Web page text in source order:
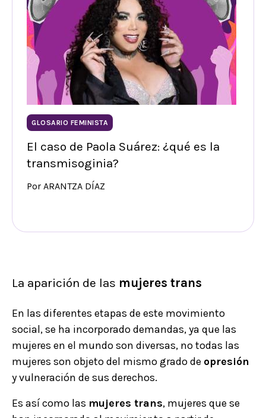
GLOSARIO FEMINISTA
El caso de Paola Suárez: ¿qué es la
transmisoginia?
Por ARANTZA DÍAZ
La aparición de las mujeres trans
En las diferentes etapas de este movimiento
social, se ha incorporado demandas, ya que las
mujeres en el mundo son diversas, no todas las
mujeres son objeto del mismo grado de opresión
y vulneración de sus derechos.
Es así como las mujeres trans, mujeres que se